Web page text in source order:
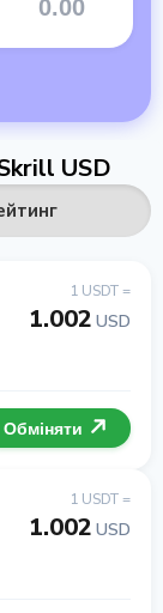
USD
1 USDT =
1.002 USD
Обміняти
1 USDT =
1.002 USD